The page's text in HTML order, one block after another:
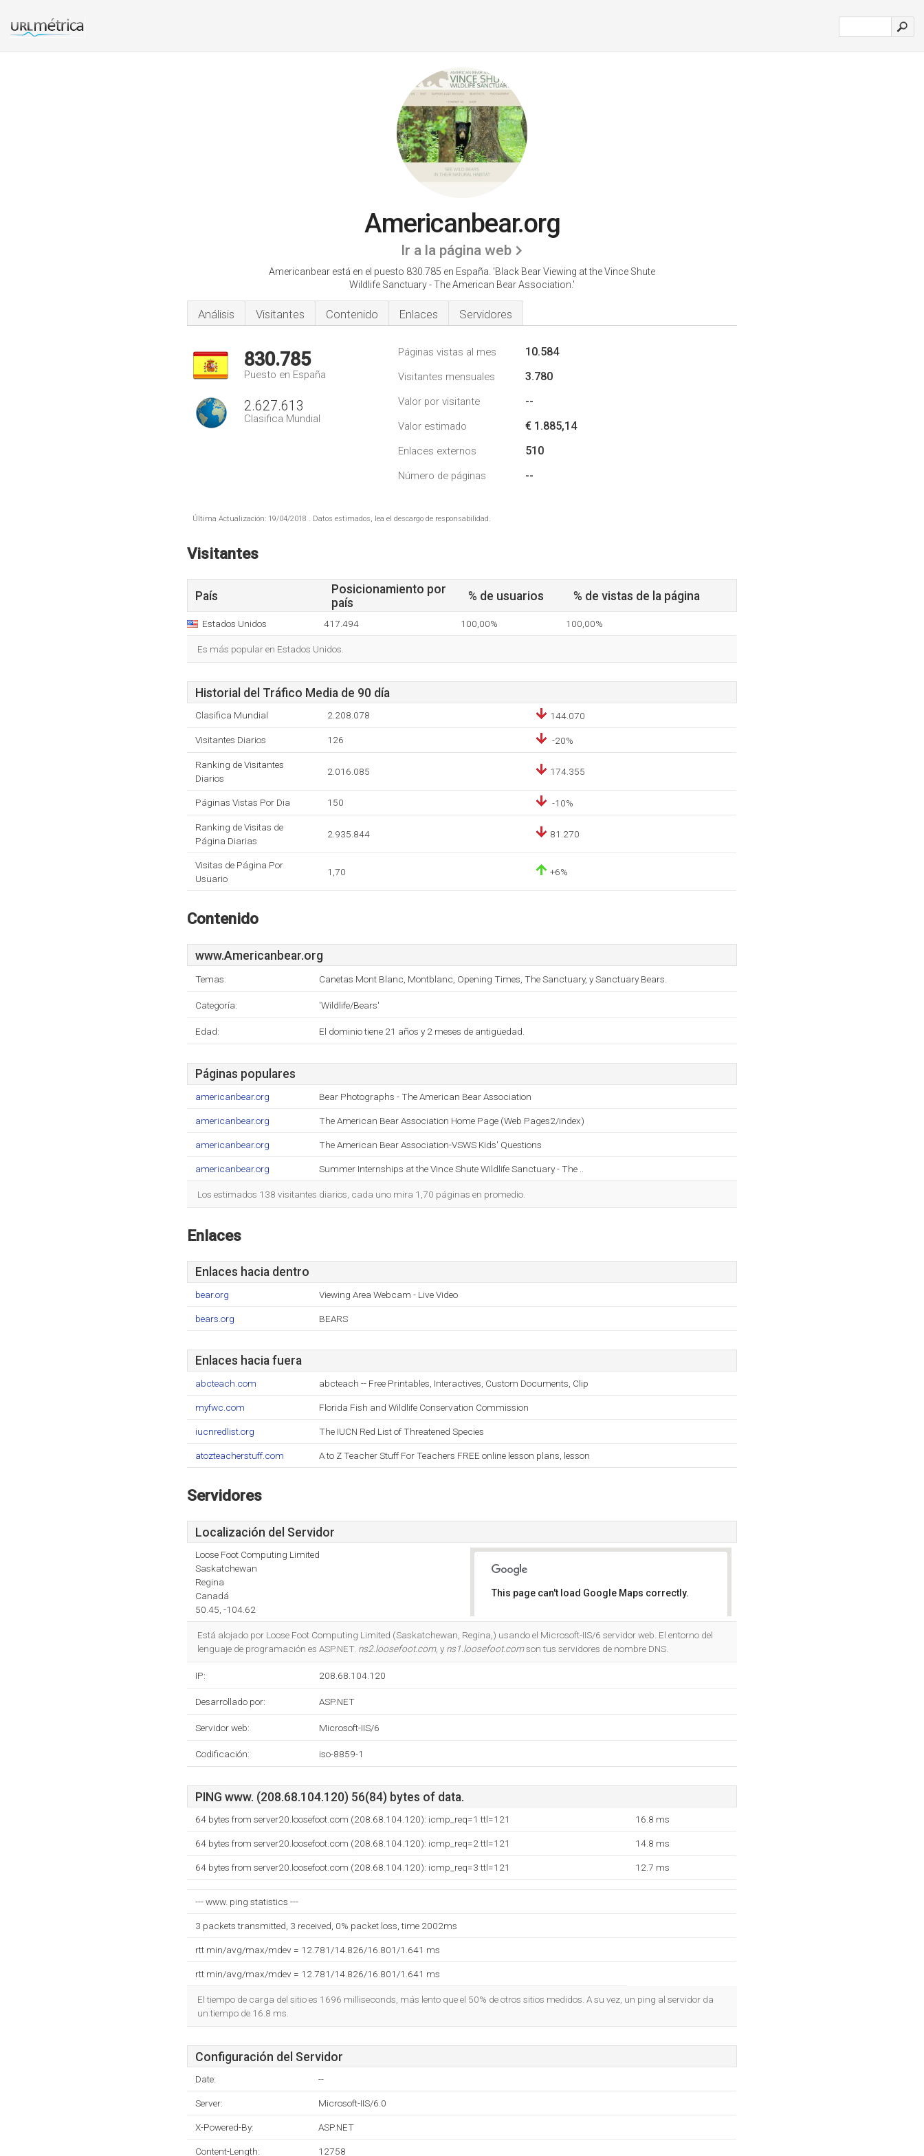
Americanbear.org
Ir a la página web
Americanbear está en el puesto 830.785 en España. 'Black Bear Viewing at the Vince Shute
Wildlife Sanctuary - The American Bear Association.'
Análisis Visitantes Contenido Enlaces Servidores
830.785
Puesto en España
2.627.613
Clasifica Mundial
Páginas vistas al mes 10.584
Visitantes mensuales 3.780
Valor por visitante --
Valor estimado € 1.885,14
Enlaces externos 510
Número de páginas --
Última Actualización: 19/04/2018 . Datos estimados, lea el descargo de responsabilidad.
Visitantes
País
Posicionamiento por
país
% de usuarios % de vistas de la página
Estados Unidos 417.494 100,00% 100,00%
Es más popular en Estados Unidos.
Historial del Tráfico Media de 90 día
Clasifica Mundial 2.208.078 144.070
Visitantes Diarios 126 -20%
Ranking de Visitantes
Diarios
2.016.085 174.355
Páginas Vistas Por Dia 150 -10%
Ranking de Visitas de
Página Diarias
2.935.844 81.270
Visitas de Página Por
Usuario
1,70 +6%
Contenido
www.Americanbear.org
Temas: Canetas Mont Blanc, Montblanc, Opening Times, The Sanctuary, y Sanctuary Bears.
Categoría: 'Wildlife/Bears'
Edad: El dominio tiene 21 años y 2 meses de antigüedad.
Páginas populares
americanbear.org Bear Photographs - The American Bear Association
americanbear.org The American Bear Association Home Page (Web Pages2/index)
americanbear.org The American Bear Association-VSWS Kids' Questions
americanbear.org Summer Internships at the Vince Shute Wildlife Sanctuary - The ..
Los estimados 138 visitantes diarios, cada uno mira 1,70 páginas en promedio.
Enlaces
Enlaces hacia dentro
bear.org Viewing Area Webcam - Live Video
bears.org BEARS
Enlaces hacia fuera
abcteach.com abcteach -- Free Printables, Interactives, Custom Documents, Clip
myfwc.com Florida Fish and Wildlife Conservation Commission
iucnredlist.org The IUCN Red List of Threatened Species
atozteacherstuff.com A to Z Teacher Stuff For Teachers FREE online lesson plans, lesson
Servidores
Localización del Servidor
Loose Foot Computing Limited
Saskatchewan
Regina
Canadá
50.45, -104.62
This page can't load Google Maps correctly.
Está alojado por Loose Foot Computing Limited (Saskatchewan, Regina,) usando el Microsoft-IIS/6 servidor web. El entorno del
lenguaje de programación es ASP.NET. ns2.loosefoot.com, y ns1.loosefoot.comson tus servidores de nombre DNS.
IP: 208.68.104.120
Desarrollado por: ASP.NET
Servidor web: Microsoft-IIS/6
Codificación: iso-8859-1
PING www. (208.68.104.120) 56(84) bytes of data.
64 bytes from server20.loosefoot.com (208.68.104.120): icmp_req=1 ttl=121 16.8 ms
64 bytes from server20.loosefoot.com (208.68.104.120): icmp_req=2 ttl=121 14.8 ms
64 bytes from server20.loosefoot.com (208.68.104.120): icmp_req=3 ttl=121 12.7 ms
--- www. ping statistics ---
3 packets transmitted, 3 received, 0% packet loss, time 2002ms
rtt min/avg/max/mdev = 12.781/14.826/16.801/1.641 ms
rtt min/avg/max/mdev = 12.781/14.826/16.801/1.641 ms
El tiempo de carga del sitio es 1696 milliseconds, más lento que el 50% de otros sitios medidos. A su vez, un ping al servidor da
un tiempo de 16.8 ms.
Configuración del Servidor
Date: --
Server: Microsoft-IIS/6.0
X-Powered-By: ASP.NET
Content-Length: 12758